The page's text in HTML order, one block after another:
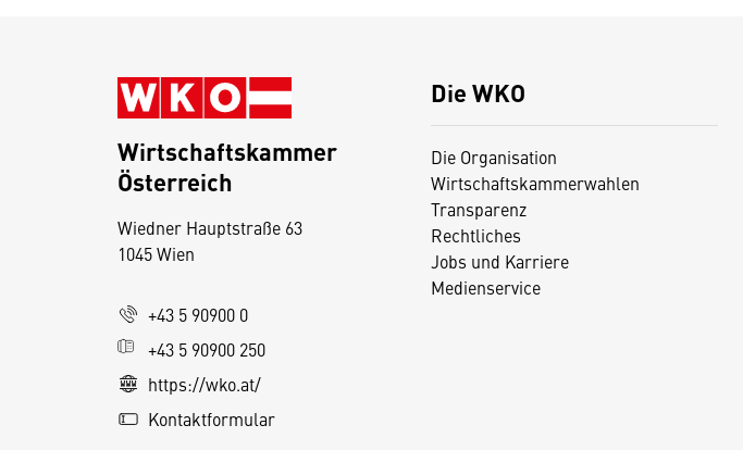
Die WKO
Die Organisation
Wirtschaftskammerwahlen
Transparenz
Rechtliches
Jobs und Karriere
Medienservice
Wirtschaftskammer
Österreich
Wiedner Hauptstraße 63
1045 Wien
+43 5 90900 0
+43 5 90900 250
https://wko.at/
Kontaktformular